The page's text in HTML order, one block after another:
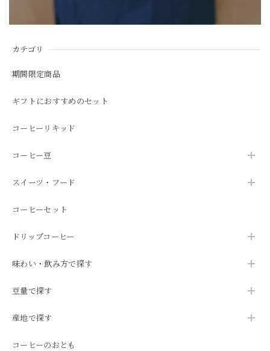
カテゴリ
期間限定商品
ギフトにおすすめのセット
コーヒーリキッド
コーヒー豆
スイーツ・フード
コーヒーセット
ドリップコーヒー
味わい・飲み方で探す
豆量で探す
産地で探す
コーヒーのおとも